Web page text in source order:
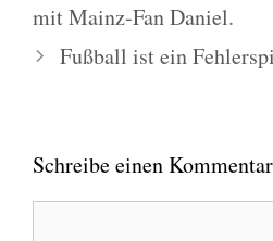
mit Mainz-Fan Daniel.
Fußball ist ein
Schreibe einen Kommentar
Kommentar